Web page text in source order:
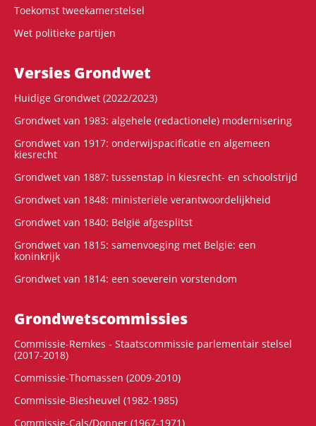
Toekomst tweekamerstelsel
Wet politieke partijen
Versies Grondwet
Huidige Grondwet (2022/2023)
Grondwet van 1983: algehele (redactionele) modernisering
Grondwet van 1917: onderwijspacificatie en algemeen
kiesrecht
Grondwet van 1887: tussenstap in kiesrecht- en schoolstrijd
Grondwet van 1848: ministeriële verantwoordelijkheid
Grondwet van 1840: België afgesplitst
Grondwet van 1815: samenvoeging met België: een
koninkrijk
Grondwet van 1814: een soeverein vorstendom
Grondwets­commissies
Commissie-Remkes - Staatscommissie parlementair stelsel
(2017-2018)
Commissie-Thomassen (2009-2010)
Commissie-Biesheuvel (1982-1985)
Commissie-Cals/Donner (1967-1971)